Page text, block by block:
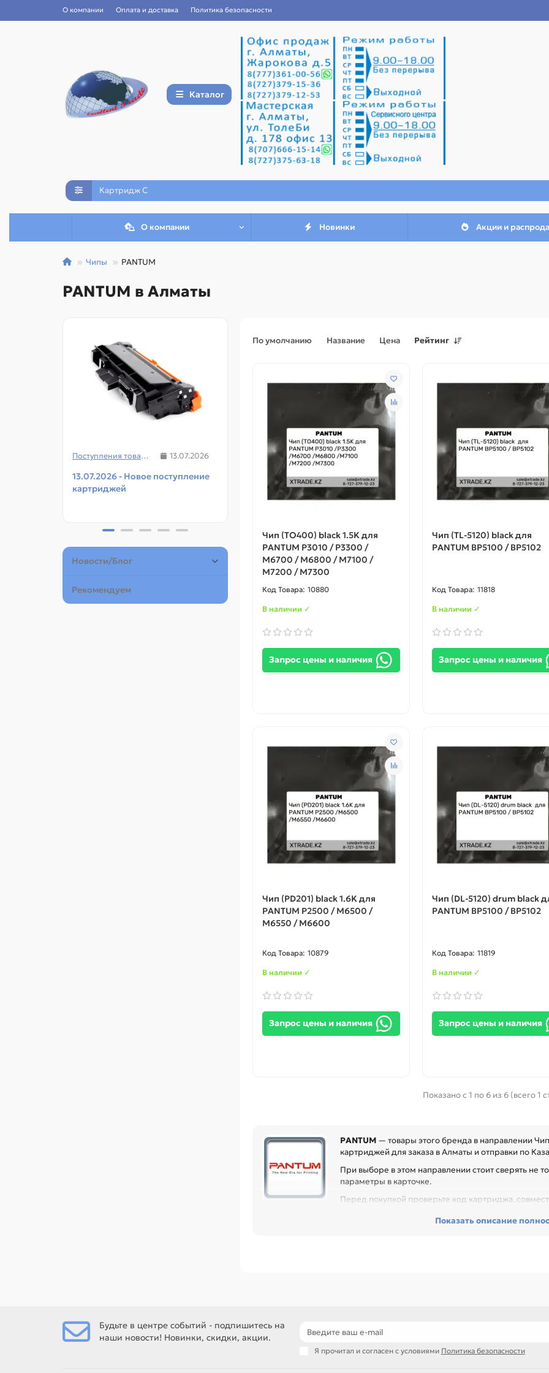
О компании Оплата и доставка Политика безопасности
Каталог
О компании Новинки Акции и
Чипы PANTUM
PANTUM в Алматы
Поступления товаров 13.07.2026
13.07.2026 - Новое поступление
картриджей
Поступления товаров 08.07.2026
08.07.2026 - Новое поступление
чипов для картриджей и
принтеров
23.06.2026 - Новое
запчастей для картриджей и
принтеров, картриджи
Новости/Блог
Рекомендуем
По умолчанию Название Цена Рейтинг
Чип (TO400) black 1.5K для
PANTUM P3010 / P3300 /
M6700 / M6800 / M7100 /
M7200 / M7300
10880
В наличии ✓
Запрос цены и наличия
Чип (TL-5120) black для
PANTUM BP5100 / BP5102
11818
В наличии ✓
Запрос цены и наличия
Чип (PD201) black 1.6K для
PANTUM P2500 / M6500 /
M6550 / M6600
10879
В наличии ✓
Запрос цены и наличия
Чип (DL-5120) drum black
PANTUM BP5100 / BP5102
11819
В наличии ✓
Запрос цены и наличия
Показано с 1 по 6 из 6 (всего 1
PANTUM — товары этого бренда в направлении
картриджей для заказа в Алматы и отправки по
При выборе в этом направлении стоит сверять не
параметры в карточке.
Перед покупкой проверьте код картриджа,
офиса, сервисного центра или техники с регулярной нагрузкой.
самовывоз и доставка по Алматы, отправка по Казахстану
Если параметры в карточке совпадают с вашей моделью или задачей,
Показать описание
Будьте в центре событий - подпишитесь на
наши новости! Новинки, скидки, акции.
Я прочитал и согласен с условиями Политика безопасности